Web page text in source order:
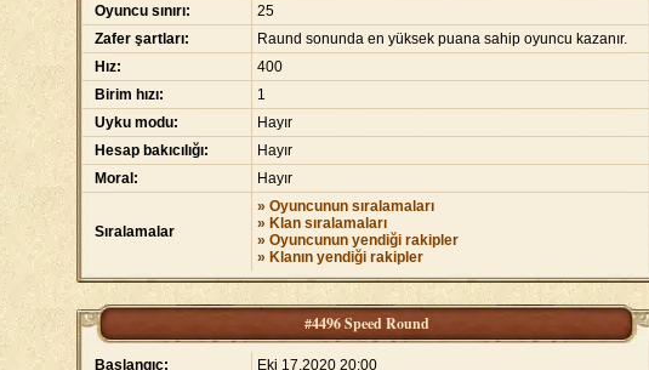
Oyuncu sınırı:
25
Zafer şartları:
Raund sonunda en yüksek puana sahip oyuncu kazanır.
Hız:
400
Birim hızı:
1
Uyku modu:
Hayır
Hesap bakıcılığı:
Hayır
Moral:
Hayır
Sıralamalar
» Oyuncunun sıralamaları
» Klan sıralamaları
» Oyuncunun yendiği rakipler
» Klanın yendiği rakipler
#4496 Speed Round
Başlangıç:
Eki 17,2020 20:00